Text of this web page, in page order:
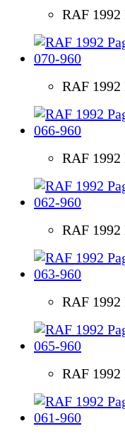
RAF 1992
RAF 1992
RAF 1992
RAF 1992
RAF 1992
RAF 1992